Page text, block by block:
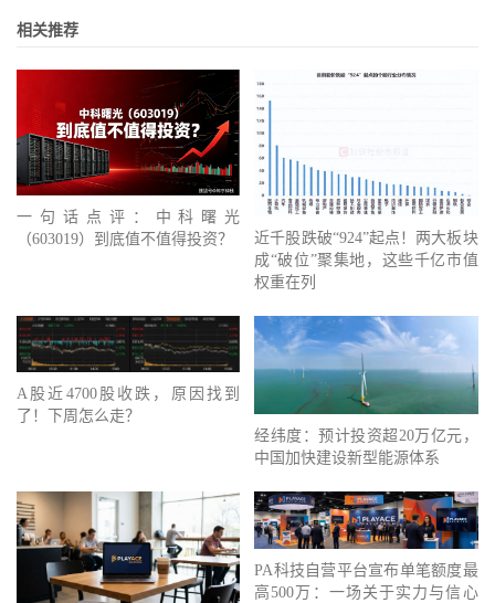
相关推荐
一句话点评：中科曙光
（603019）到底值不值得投资？
近千股跌破“924”起点！两大板块
成“破位”聚集地，这些千亿市值
权重在列
A股近4700股收跌，原因找到
了！下周怎么走？
经纬度：预计投资超20万亿元，
中国加快建设新型能源体系
PA科技自营平台宣布单笔额度最
高500万：一场关于实力与信心